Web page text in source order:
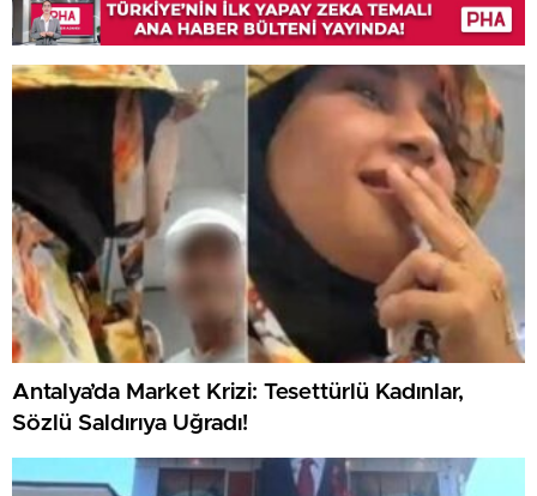
Antalya’da Market Krizi: Tesettürlü Kadınlar,
Sözlü Saldırıya Uğradı!